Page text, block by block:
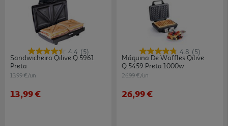
4.4 (5)
Sandwicheira Qilive Q.5961
Preta
13.99 €/un
13,99 €
4.8 (5)
Máquina De Waffles Qilive
Q.5459 Preta 1000w
26.99 €/un
26,99 €